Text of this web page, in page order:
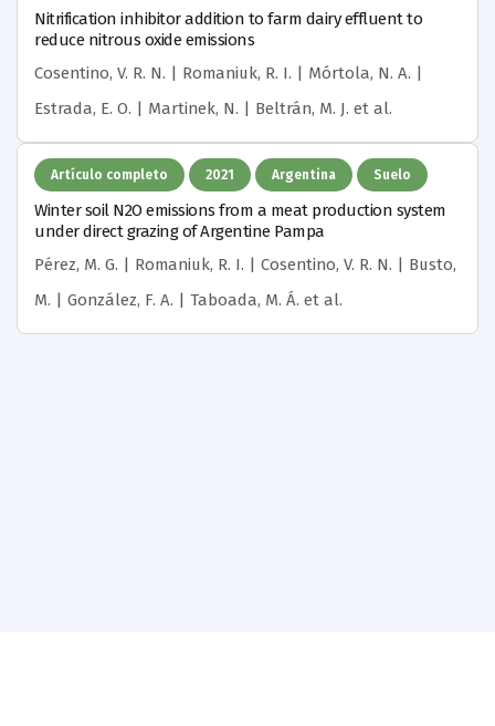
Nitrification inhibitor addition to farm dairy effluent to
reduce nitrous oxide emissions
Cosentino, V. R. N. | Romaniuk, R. I. | Mórtola, N. A. |
Estrada, E. O. | Martinek, N. | Beltrán, M. J. et al.
Artículo completo 2021 Argentina Suelo
Winter soil N2O emissions from a meat production system
under direct grazing of Argentine Pampa
Pérez, M. G. | Romaniuk, R. I. | Cosentino, V. R. N. | Busto,
M. | González, F. A. | Taboada, M. Á. et al.